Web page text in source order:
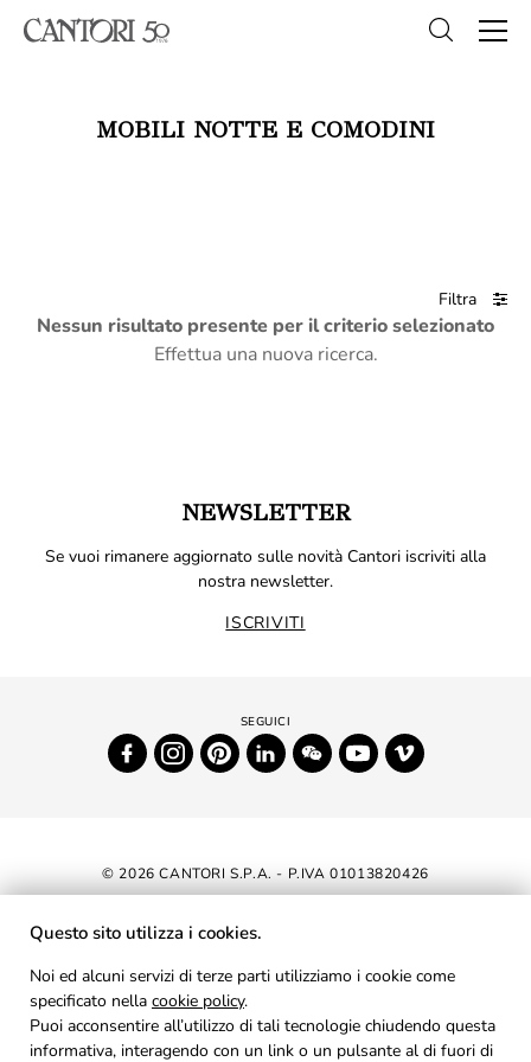
MOBILI NOTTE E COMODINI
Filtra
Nessun risultato presente per il criterio selezionato
Effettua una nuova ricerca.
NEWSLETTER
Se vuoi rimanere aggiornato sulle novità Cantori iscriviti alla
nostra newsletter.
ISCRIVITI
© 2026 CANTORI S.P.A. - P.IVA 01013820426
DICHIARAZIONE DI ACCESSIBILITÀ
AREA RISERVATA
PRIVACY
Questo sito utilizza i cookies.
Noi ed alcuni servizi di terze parti utilizziamo i cookie come
specificato nella cookie policy.
Puoi acconsentire all’utilizzo di tali tecnologie chiudendo questa
informativa, interagendo con un link o un pulsante al di fuori di